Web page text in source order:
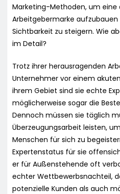
Marketing-Methoden, um eine
Arbeitgebermarke aufzubauen
Sichtbarkeit zu steigern. Wie
im Detail?
Trotz ihrer herausragenden
Unternehmer vor einem
ihrem Gebiet sind sie echte
möglicherweise sogar die
Dennoch müssen sie täglich
Überzeugungsarbeit leisten,
Menschen für sich zu
Expertenstatus für sie
er für Außenstehende oft
echter Wettbewerbsnachteil,
potenzielle Kunden als auch